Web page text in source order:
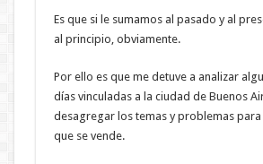
Es que si le sumamos al pasado y al
al principio, obviamente.
Por ello es que me detuve a analizar
días vinculadas a la ciudad de Buenos
desagregar los temas y problemas para
que se vende.